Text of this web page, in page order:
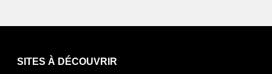
SITES À DÉCOUVRIR